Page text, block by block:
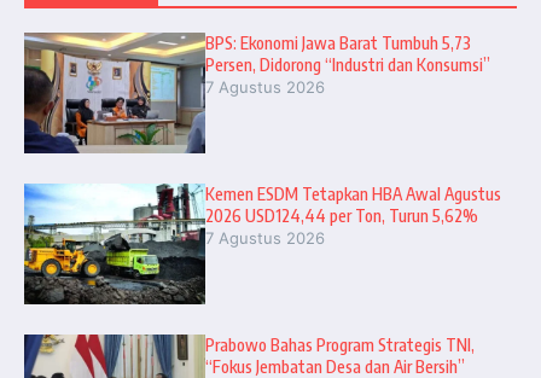
BPS: Ekonomi Jawa Barat Tumbuh 5,73
Persen, Didorong “Industri dan Konsumsi”
7 Agustus 2026
Kemen ESDM Tetapkan HBA Awal Agustus
2026 USD124,44 per Ton, Turun 5,62%
7 Agustus 2026
Prabowo Bahas Program Strategis TNI,
“Fokus Jembatan Desa dan Air Bersih”